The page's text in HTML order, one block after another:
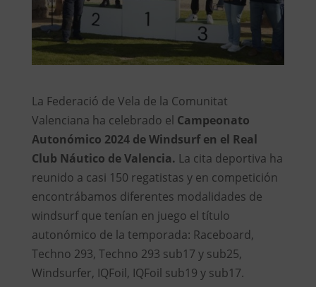
La Federació de Vela de la Comunitat
Valenciana ha celebrado el Campeonato
Autonómico 2024 de Windsurf en el Real
Club Náutico de Valencia. La cita deportiva ha
reunido a casi 150 regatistas y en competición
encontrábamos diferentes modalidades de
windsurf que tenían en juego el título
autonómico de la temporada: Raceboard,
Techno 293, Techno 293 sub17 y sub25,
Windsurfer, IQFoil, IQFoil sub19 y sub17.